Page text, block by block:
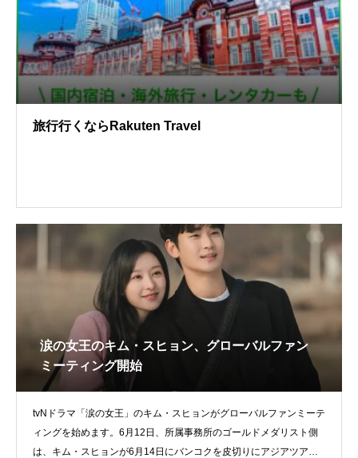
旅行行くならRakuten Travel
涙の女王のキム・スヒョン、グローバルファン
ミーティング開始
tvNドラマ「涙の女王」のキム・スヒョンがグローバルファンミーテ
ィングを始めます。6月12日、所属事務所のゴールドメダリスト側
は、キム・スヒョンが6月14日にバンコクを皮切りにアジアツアー